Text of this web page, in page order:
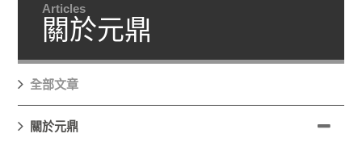
Articles
關於元鼎
全部文章
關於元鼎